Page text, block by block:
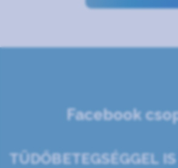
Facebook
TÜDŐBETEGSÉGGEL